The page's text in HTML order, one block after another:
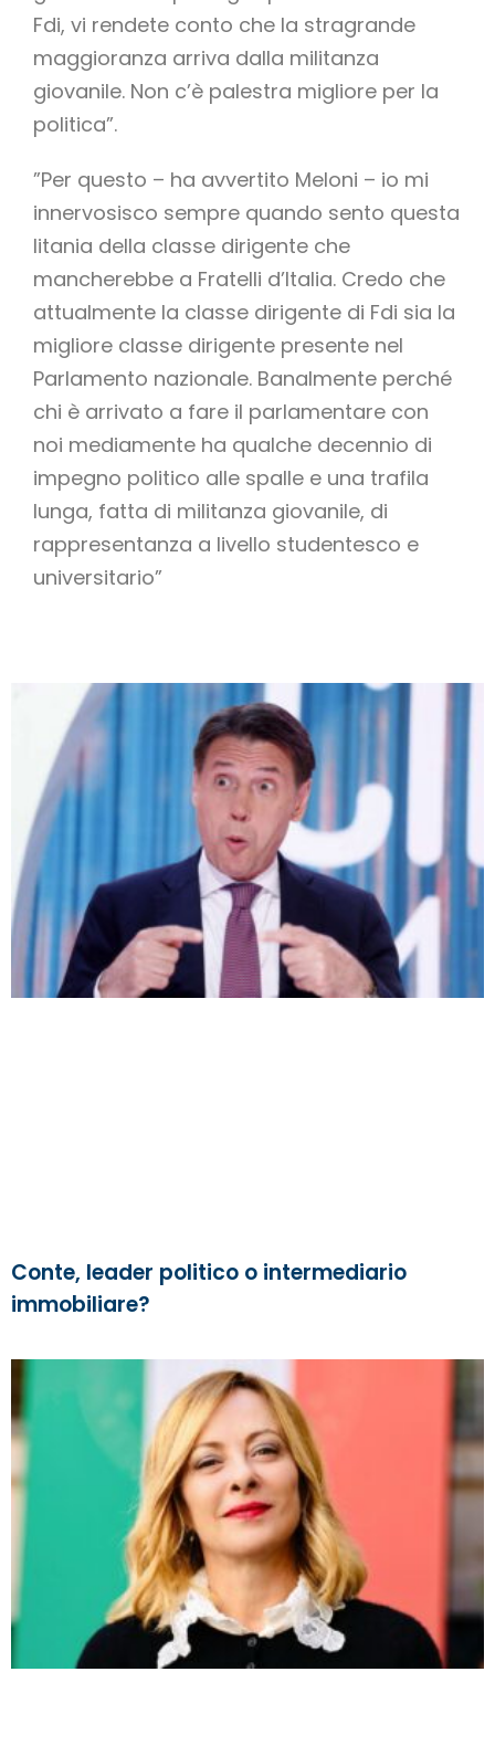
Fdi, vi rendete conto che la stragrande
maggioranza arriva dalla militanza
giovanile. Non c’è palestra migliore per la
politica”.
”Per questo – ha avvertito Meloni – io mi
innervosisco sempre quando sento questa
litania della classe dirigente che
mancherebbe a Fratelli d’Italia. Credo che
attualmente la classe dirigente di Fdi sia la
migliore classe dirigente presente nel
Parlamento nazionale. Banalmente perché
chi è arrivato a fare il parlamentare con
noi mediamente ha qualche decennio di
impegno politico alle spalle e una trafila
lunga, fatta di militanza giovanile, di
rappresentanza a livello studentesco e
universitario”
Conte, leader politico o intermediario
immobiliare?